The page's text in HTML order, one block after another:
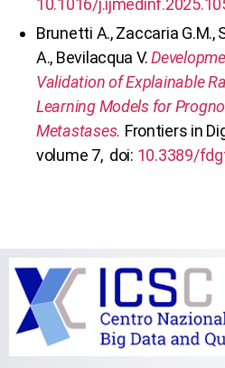
10.1016/
Brunetti A., Zaccaria G.M.,
A., Bevilacqua V.
Validation of Explainable
Learning Models for
Metastases. Frontiers in
volume 7, doi: 10.3389/